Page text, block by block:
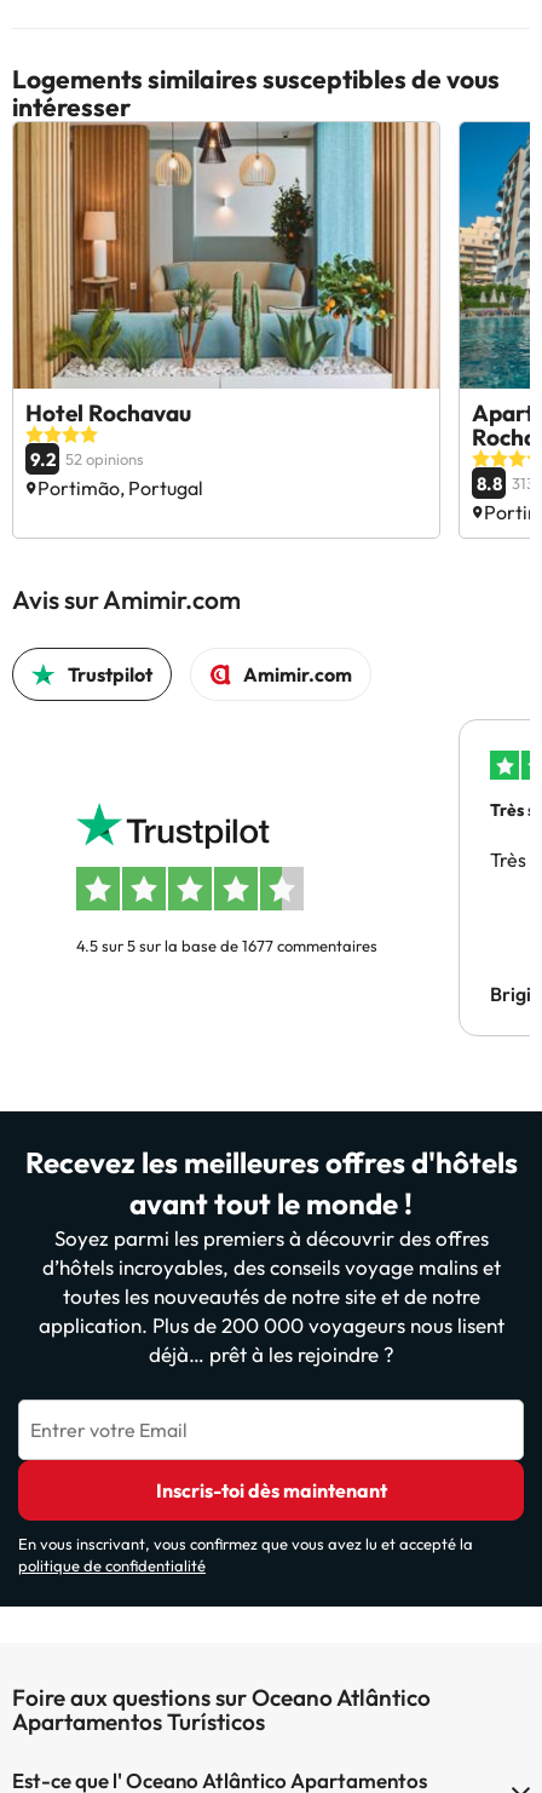
Logements similaires susceptibles de vous
intéresser
Hotel Rochavau
9.2 52 opinions
Portimão, Portugal
Rocha
8.8
Avis sur Amimir.com
Trustpilot Amimir.com
4.5 sur 5 sur la base de 1677 commentaires
Très
Très
Recevez les meilleures offres d'hôtels
avant tout le monde !
Soyez parmi les premiers à découvrir des offres
d’hôtels incroyables, des conseils voyage malins et
toutes les nouveautés de notre site et de notre
application. Plus de 200 000 voyageurs nous lisent
déjà… prêt à les rejoindre ?
Entrer votre Email
Inscris-toi dès maintenant
En vous inscrivant, vous confirmez que vous avez lu et accepté la
politique de confidentialité
Foire aux questions sur Oceano Atlântico
Apartamentos Turísticos
Est-ce que l' Oceano Atlântico Apartamentos